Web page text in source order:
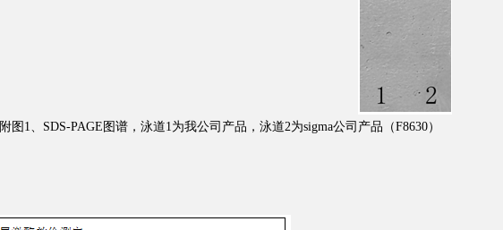
附图1、SDS-PAGE图谱，泳道1为我公司产品，泳道2为sigma公司产品（F8630）